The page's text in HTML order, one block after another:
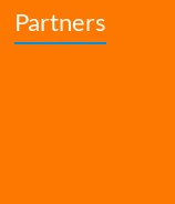
Partners